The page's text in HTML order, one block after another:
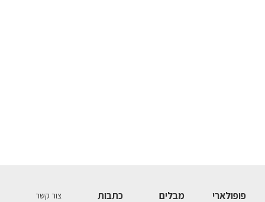
פופולארי מבלים כתבות צור קשר